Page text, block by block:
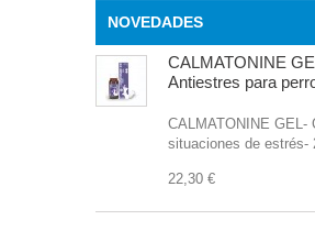
NOVEDADES
CALMATONINE
Antiestres para
CALMATONINE GEL-
situaciones de estrés-
22,30 €